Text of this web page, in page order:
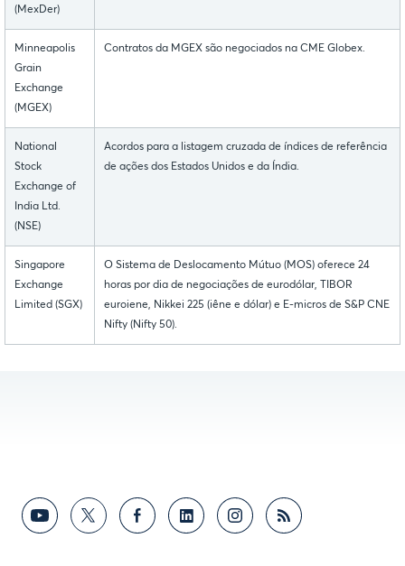
(MexDer)
Minneapolis
Grain
Exchange
(MGEX)
Contratos da MGEX são negociados na CME Globex.
National
Stock
Exchange of
India Ltd.
(NSE)
Acordos para a listagem cruzada de índices de referência
de ações dos Estados Unidos e da Índia.
Singapore
Exchange
Limited (SGX)
O Sistema de Deslocamento Mútuo (MOS) oferece 24
horas por dia de negociações de eurodólar, TIBOR
euroiene, Nikkei 225 (iêne e dólar) e E-micros de S&P CNE
Nifty (Nifty 50).